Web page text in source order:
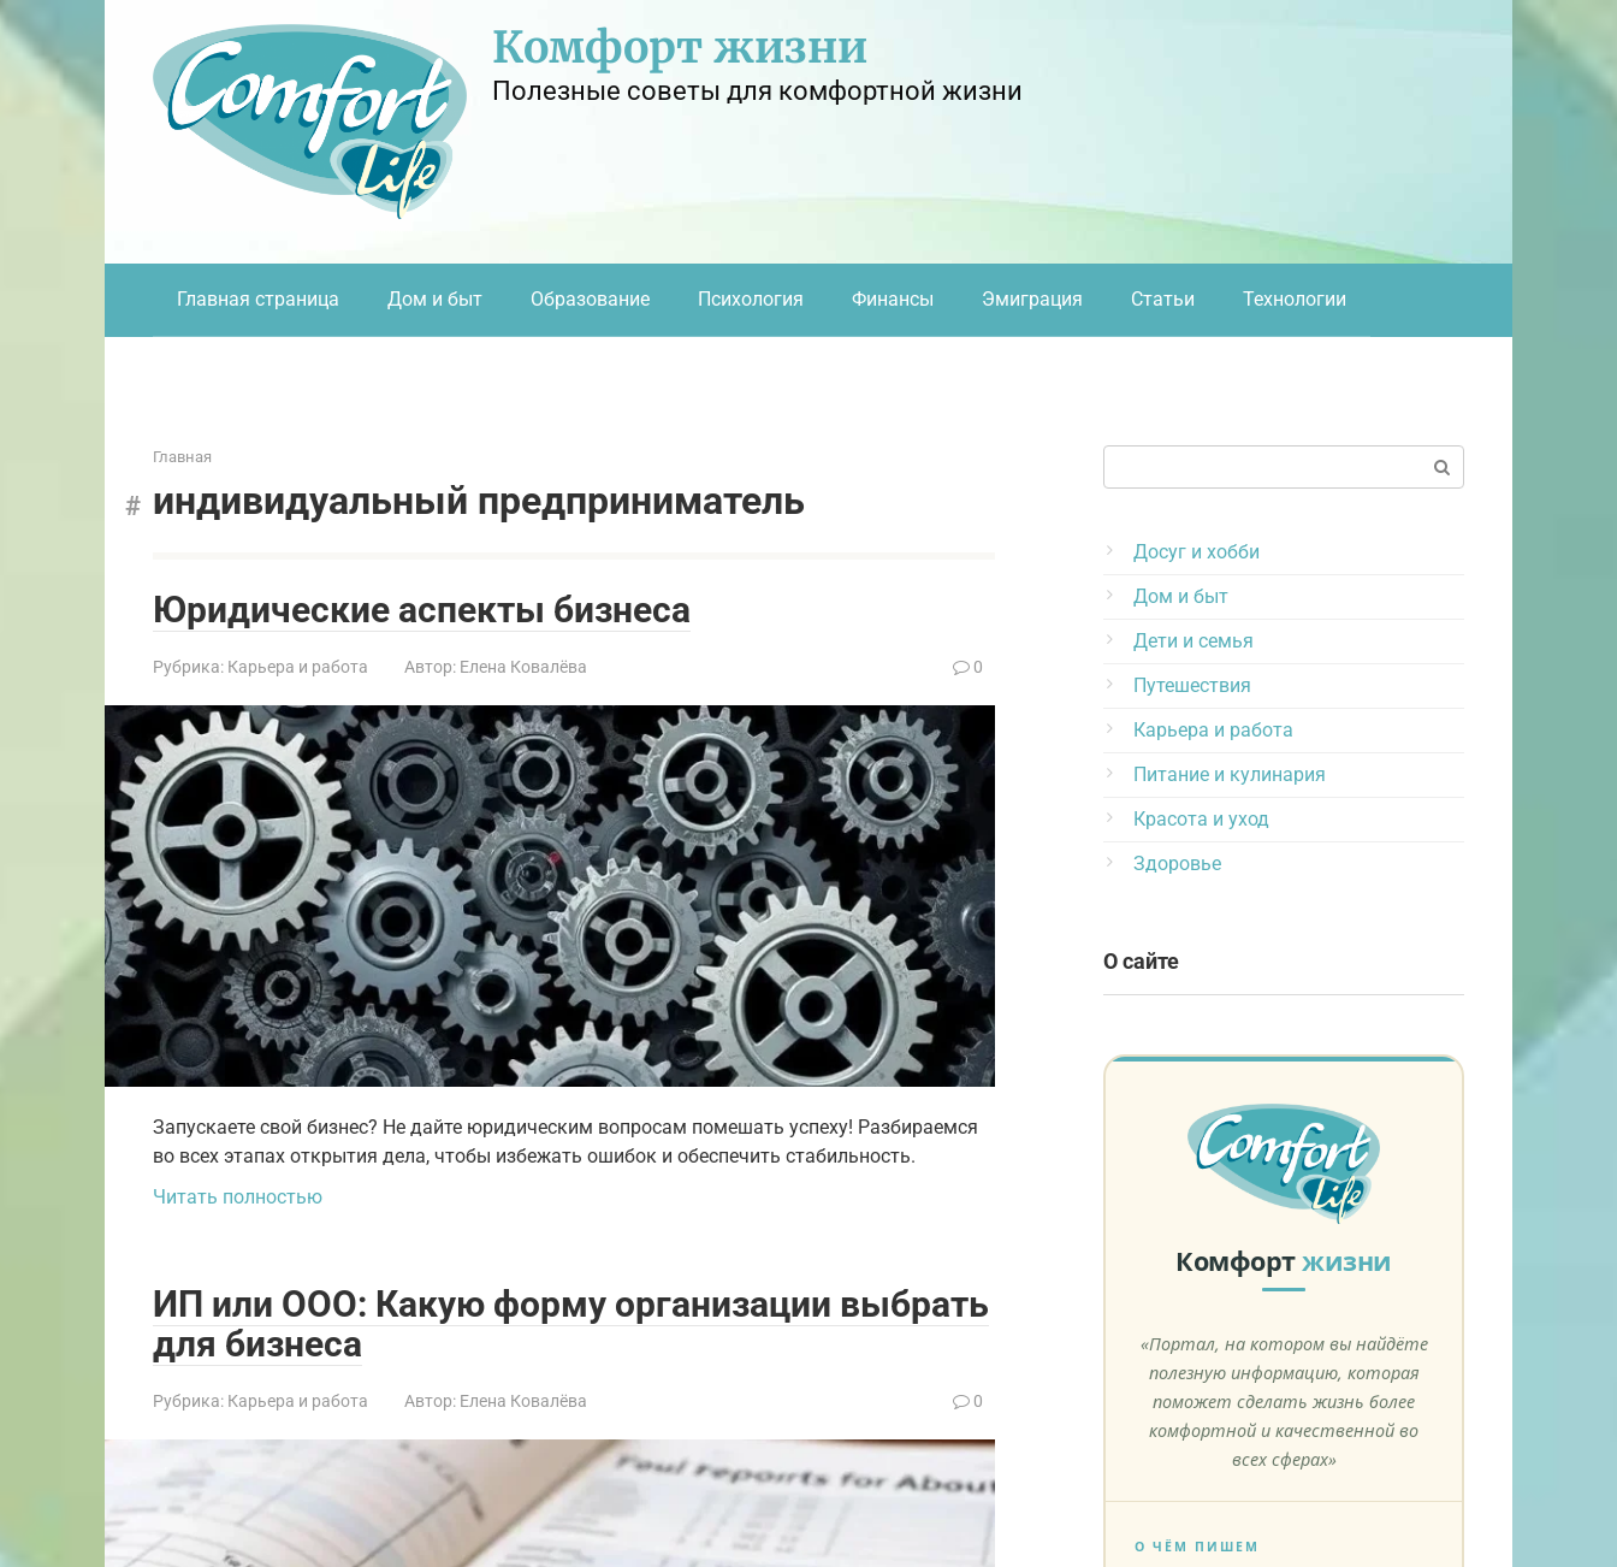
Перейти
контенту
Комфорт жизни
Полезные советы для комфортной жизни
Главная страница Дом и быт Образование Психология Финансы Эмиграция Статьи Технологии
Главная
индивидуальный предприниматель
Юридические аспекты бизнеса
Рубрика: Карьера и работа Автор: Елена Ковалёва 0
Запускаете свой бизнес? Не дайте юридическим вопросам помешать успеху! Разбираемся
во всех этапах открытия дела, чтобы избежать ошибок и обеспечить стабильность.
Читать полностью
ИП или ООО: Какую форму организации выбрать
для бизнеса
Рубрика: Карьера и работа Автор: Елена Ковалёва 0
Досуг и хобби
Дом и быт
Дети и семья
Путешествия
Карьера и работа
Питание и кулинария
Красота и уход
Здоровье
О сайте
Комфортжизни
«Портал, на котором вы найдёте
полезную информацию, которая
поможет сделать жизнь более
комфортной и качественной во
всех сферах»
О ЧЁМ ПИШЕМ